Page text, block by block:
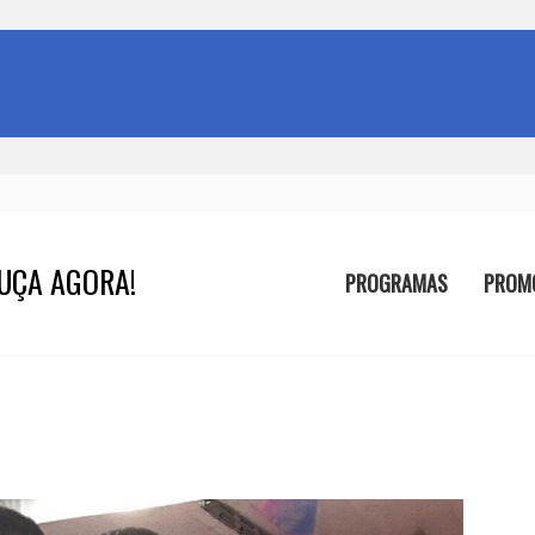
AGORA! PROGRAMAS